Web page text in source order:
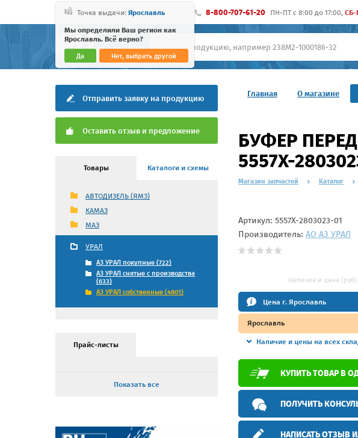
Точка выдачи: Ярославль
Мы определили Ваш регион как
Ярославль. Всё верно?
Да Нет, выбрать другой
8-800-707-61-20 ПН-ПТ c 8:00 до 17:00, СБ-
Главная О магазине
Отправить заявку на продукцию
Оставить отзыв и предложение
Товары Каталоги и схемы
АВТОДИЗЕЛЬ (ЯМЗ)
КАМАЗ
МАЗ
УРАЛ
АЗ УРАЛ покупные (722)
АЗ УРАЛ снятые с производства
(633)
АЗ УРАЛ собственные (4801)
Прайс-листы
Показать все
БУФЕР
5557Х-
Магазин запчастей Каталог
Артикул: 5557Х-2803023-01
Производитель: АО АЗ УРАЛ
Наличие и цена
Цена г. Ярославль
Ярославль
Наличие и цены на всех
КУПИТЬ ТОВАР В
ПОЛУЧИТЬ
НАПИСАТЬ ОТЗЫВ